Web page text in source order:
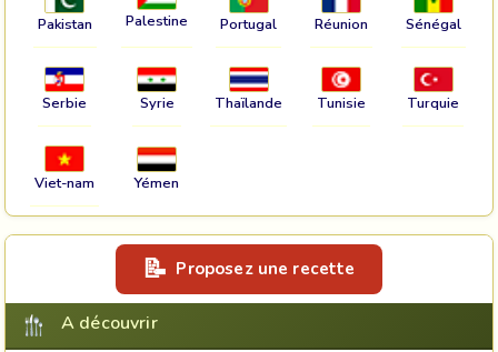
Pakistan Palestine Portugal Réunion Sénégal
Serbie Syrie Thaïlande Tunisie Turquie
Viet-nam Yémen
Proposez une recette
A découvrir